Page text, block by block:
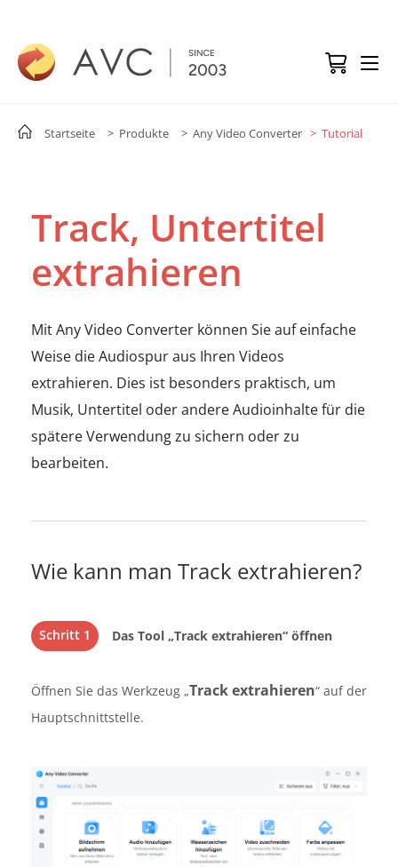
Startseite > Produkte > Any Video Converter > Tutorial
Track, Untertitel
extrahieren
Mit Any Video Converter können Sie auf einfache
Weise die Audiospur aus Ihren Videos
extrahieren. Dies ist besonders praktisch, um
Musik, Untertitel oder andere Audioinhalte für die
spätere Verwendung zu sichern oder zu
bearbeiten.
Wie kann man Track extrahieren?
Schritt 1 Das Tool „Track extrahieren“ öffnen
Öffnen Sie das Werkzeug „Track extrahieren“ auf der
Hauptschnittstelle.